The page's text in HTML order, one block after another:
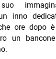
inno
ore dopo
un